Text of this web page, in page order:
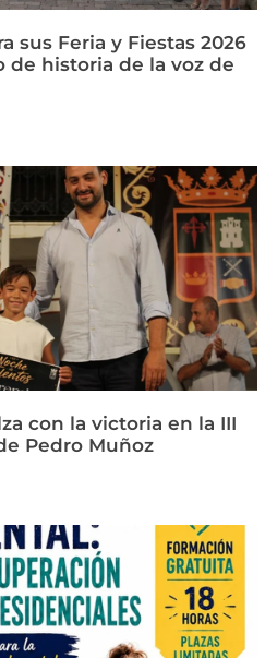
sus Feria y Fiestas 2026
historia de la voz de
con la victoria en la III
Pedro Muñoz